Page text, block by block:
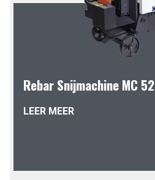
Rebar Snijmachine MC 52
LEER MEER